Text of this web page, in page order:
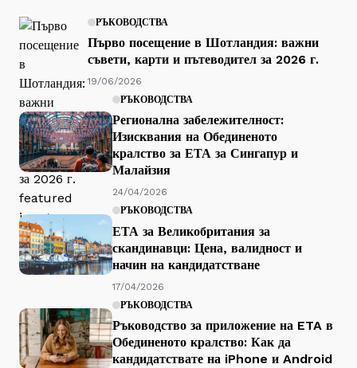
РЪКОВОДСТВА
Първо посещение в Шотландия: важни
съвети, карти и пътеводител за 2026 г.
19/06/2026
РЪКОВОДСТВА
Регионална забележителност:
Изисквания на Обединеното
кралство за ЕТА за Сингапур и
Малайзия
24/04/2026
РЪКОВОДСТВА
ЕТА за Великобритания за
скандинавци: Цена, валидност и
начин на кандидатстване
17/04/2026
РЪКОВОДСТВА
Ръководство за приложение на ETA в
Обединеното кралство: Как да
кандидатствате на iPhone и Android